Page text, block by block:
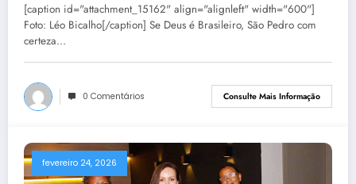
[caption id="attachment_15162" align="alignleft" width="600"]
Foto: Léo Bicalho[/caption] Se Deus é Brasileiro, São Pedro com
certeza…
0 Comentários Consulte Mais Informação
fevereiro 24, 2026